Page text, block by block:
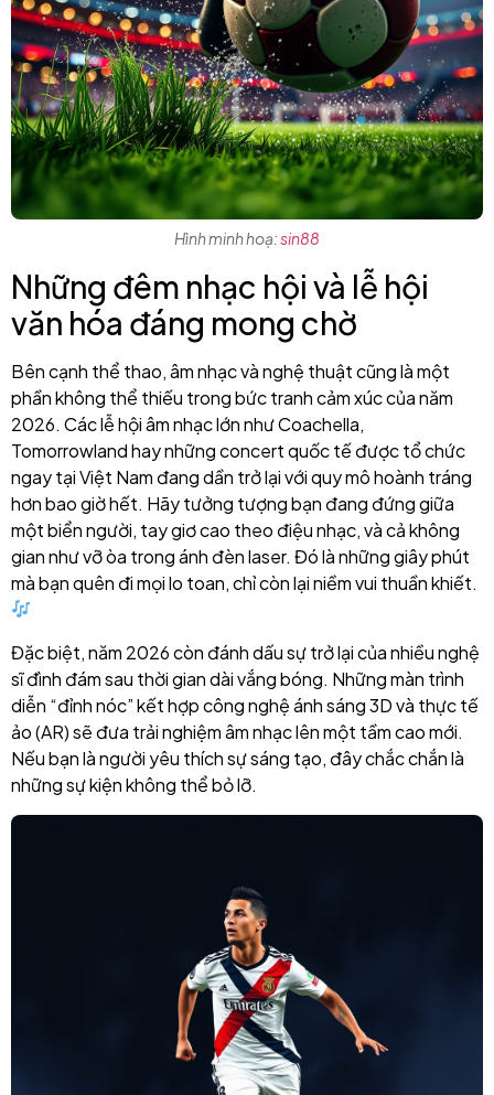
Hình minh hoạ:sin88
Những đêm nhạc hội và lễ hội
văn hóa đáng mong chờ
Bên cạnh thể thao, âm nhạc và nghệ thuật cũng là một
phần không thể thiếu trong bức tranh cảm xúc của năm
2026. Các lễ hội âm nhạc lớn như Coachella,
Tomorrowland hay những concert quốc tế được tổ chức
ngay tại Việt Nam đang dần trở lại với quy mô hoành tráng
hơn bao giờ hết. Hãy tưởng tượng bạn đang đứng giữa
một biển người, tay giơ cao theo điệu nhạc, và cả không
gian như vỡ òa trong ánh đèn laser. Đó là những giây phút
mà bạn quên đi mọi lo toan, chỉ còn lại niềm vui thuần khiết.
Đặc biệt, năm 2026 còn đánh dấu sự trở lại của nhiều nghệ
sĩ đình đám sau thời gian dài vắng bóng. Những màn trình
diễn “đỉnh nóc” kết hợp công nghệ ánh sáng 3D và thực tế
ảo (AR) sẽ đưa trải nghiệm âm nhạc lên một tầm cao mới.
Nếu bạn là người yêu thích sự sáng tạo, đây chắc chắn là
những sự kiện không thể bỏ lỡ.